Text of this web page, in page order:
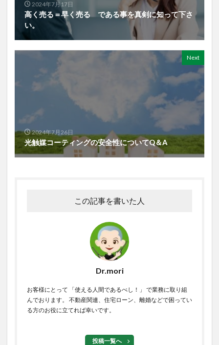
2024年7月17日
高く売る＝早く売る である事を真剣に知って下さ
い。
Next
2024年7月26日
光触媒コーティングの安全性についてQ＆A
この記事を書いた人
Dr.mori
お客様にとって 「使える人間であるべし！」 で業務に取り組
んでおります。 不動産関連、住宅ローン、離婚などで困ってい
る方のお役に立てれば幸いです。
投稿一覧へ